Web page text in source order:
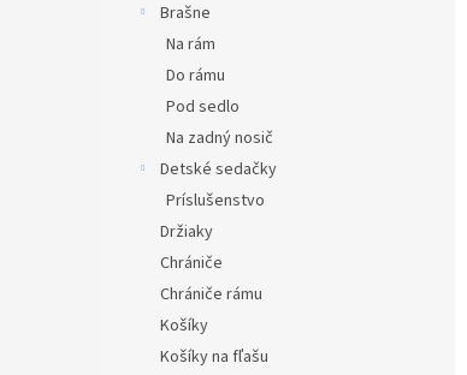
Brašne
Na rám
Do rámu
Pod sedlo
Na zadný nosič
Detské sedačky
Príslušenstvo
Držiaky
Chrániče
Chrániče rámu
Košíky
Košíky na fľašu